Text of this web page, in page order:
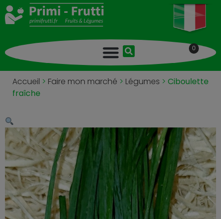
0
Accueil > Faire mon marché > Légumes > Ciboulette
fraîche